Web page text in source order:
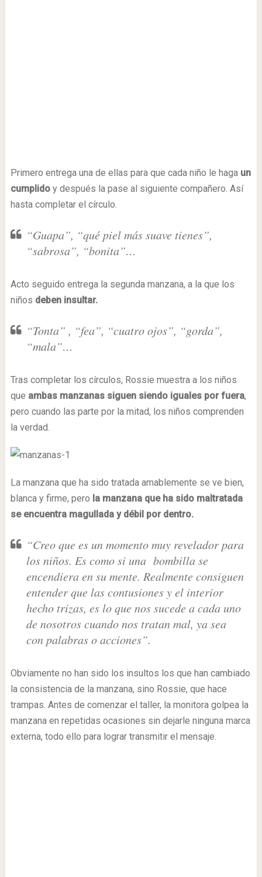
Primero entrega una de ellas para que cada niño le haga un
cumplidoy después la pase al siguiente compañero. Así
hasta completar el círculo.
“Guapa”, “qué piel más suave tienes”,
“sabrosa”, “bonita”…
Acto seguido entrega la segunda manzana, a la que los
niños deben insultar.
“Tonta” , “fea”, “cuatro ojos”, “gorda”,
“mala”…
Tras completar los círculos, Rossie muestra a los niños
que ambas manzanas siguen siendo iguales por fuera,
pero cuando las parte por la mitad, los niños comprenden
la verdad.
La manzana que ha sido tratada amablemente se ve bien,
blanca y firme, pero la manzana que ha sido maltratada
se encuentra magullada y débil por dentro.
“Creo que es un momento muy revelador para
los niños. Es como si una bombilla se
encendiera en su mente. Realmente consiguen
entender que las contusiones y el interior
hecho trizas, es lo que nos sucede a cada uno
de nosotros cuando nos tratan mal, ya sea
con palabras o acciones”.
Obviamente no han sido los insultos los que han cambiado
la consistencia de la manzana, sino Rossie, que hace
trampas. Antes de comenzar el taller, la monitora golpea la
manzana en repetidas ocasiones sin dejarle ninguna marca
externa, todo ello para lograr transmitir el mensaje.